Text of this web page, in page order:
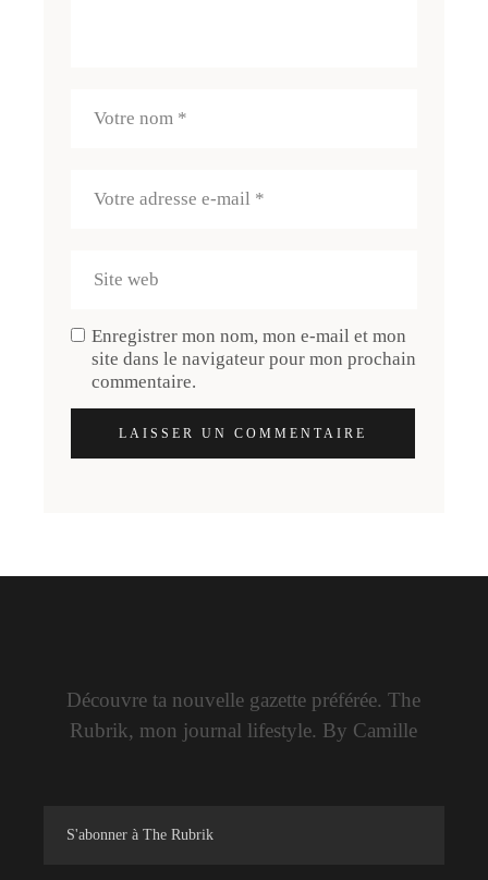
Enregistrer mon nom, mon e-mail et mon
site dans le navigateur pour mon prochain
commentaire.
LAISSER UN COMMENTAIRE
Découvre ta nouvelle gazette préférée. The
Rubrik, mon journal lifestyle. By Camille